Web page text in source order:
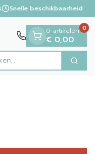
Snelle beschikbaarheid
Zoek
0 artikelen
€ 0,00
0